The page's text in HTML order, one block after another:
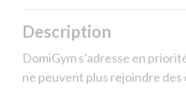
Description
DomiGym s’adresse en
ne peuvent plus rejoindre